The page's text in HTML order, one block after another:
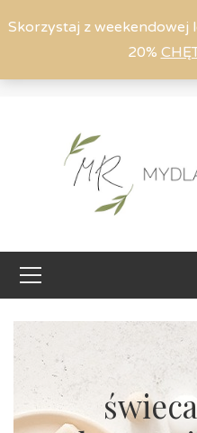
Skorzystaj z weekendowej
20%